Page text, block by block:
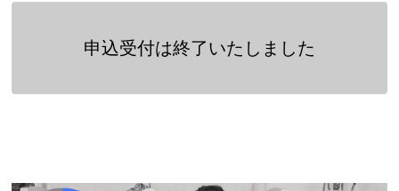
申込受付は終了いたしました